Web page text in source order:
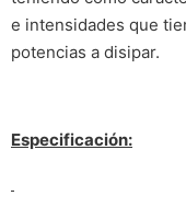
e intensidades que
potencias a disipar.
Especificación: